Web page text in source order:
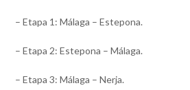
– Etapa 1: Málaga – Estepona.
– Etapa 2: Estepona – Málaga.
– Etapa 3: Málaga – Nerja.